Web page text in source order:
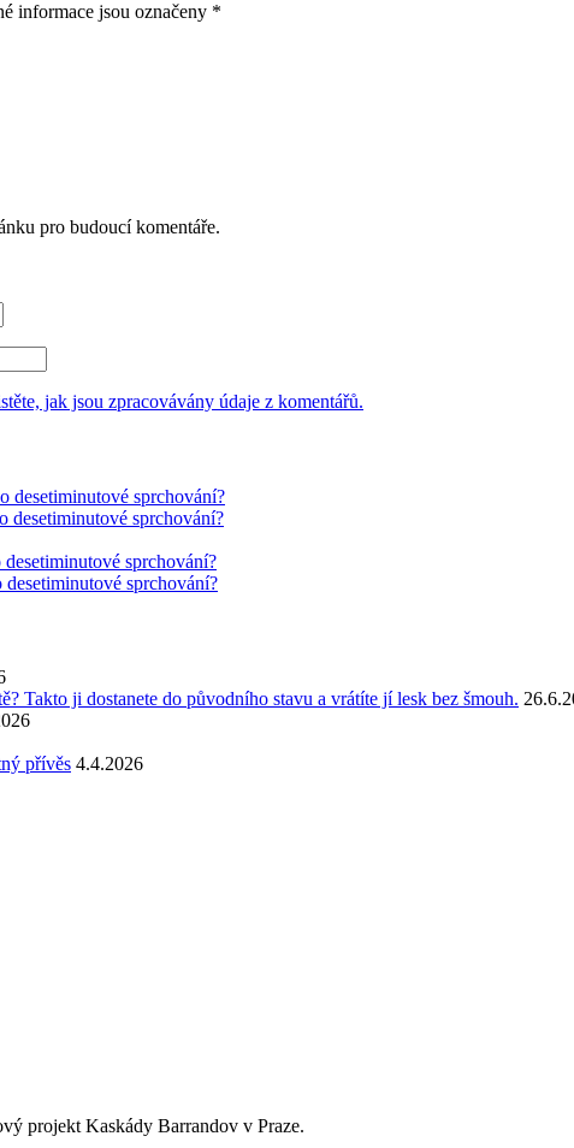
informace jsou označeny *
pro budoucí komentáře.
jak jsou zpracovávány údaje z komentářů.
desetiminutové sprchování?
desetiminutové sprchování?
sprchování?
sprchování?
Takto ji dostanete do původního stavu a vrátíte jí lesk bez šmouh.
přívěs 4.4.2026
projekt Kaskády Barrandov v Praze.